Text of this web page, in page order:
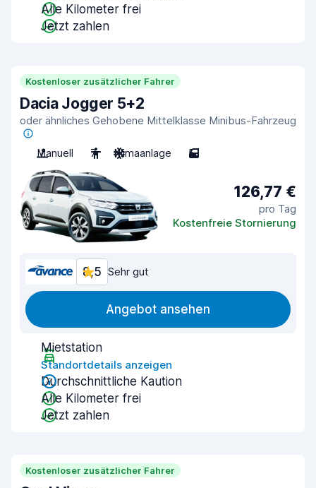
Alle Kilometer frei
Jetzt zahlen
Kostenloser zusätzlicher Fahrer
Dacia Jogger 5+2
oder ähnliches Gehobene Mittelklasse Minibus-Fahrzeug
Manuell 7 Klimaanlage 5
126,77 €
pro Tag
Kostenfreie Stornierung
8,5 Sehr gut
Angebot ansehen
Mietstation
Standortdetails anzeigen
Durchschnittliche Kaution
Alle Kilometer frei
Jetzt zahlen
Kostenloser zusätzlicher Fahrer